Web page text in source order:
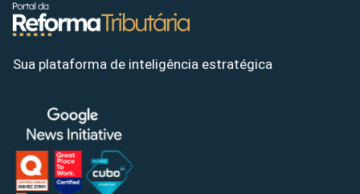
Sua plataforma de inteligência estratégica